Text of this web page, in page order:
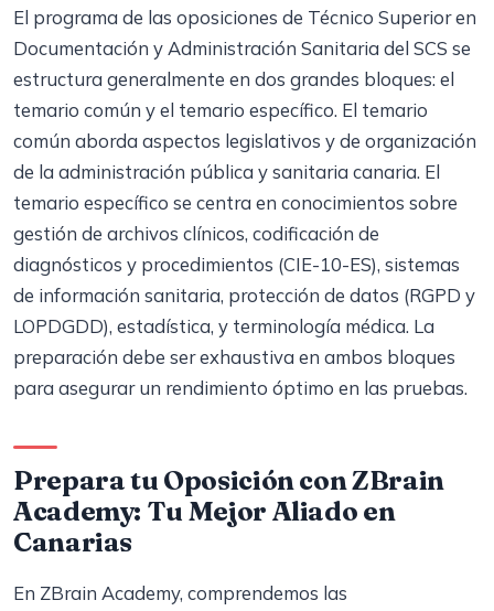
El programa de las oposiciones de Técnico Superior en
Documentación y Administración Sanitaria del SCS se
estructura generalmente en dos grandes bloques: el
temario común y el temario específico. El temario
común aborda aspectos legislativos y de organización
de la administración pública y sanitaria canaria. El
temario específico se centra en conocimientos sobre
gestión de archivos clínicos, codificación de
diagnósticos y procedimientos (CIE-10-ES), sistemas
de información sanitaria, protección de datos (RGPD y
LOPDGDD), estadística, y terminología médica. La
preparación debe ser exhaustiva en ambos bloques
para asegurar un rendimiento óptimo en las pruebas.
Prepara tu Oposición con ZBrain
Academy: Tu Mejor Aliado en
Canarias
En ZBrain Academy, comprendemos las